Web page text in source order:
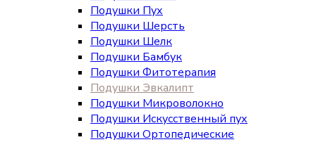
Подушки Пух
Подушки Шерсть
Подушки Шелк
Подушки Бамбук
Подушки Фитотерапия
Подушки Эвкалипт
Подушки Микроволокно
Подушки Искусственный пух
Подушки Ортопедические